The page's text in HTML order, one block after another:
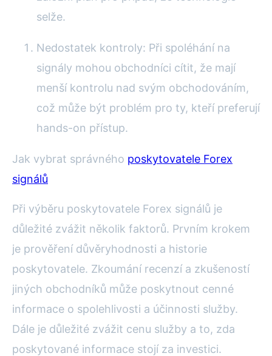
selže.
Nedostatek kontroly: Při spoléhání na
signály mohou obchodníci cítit, že mají
menší kontrolu nad svým obchodováním,
což může být problém pro ty, kteří preferují
hands-on přístup.
Jak vybrat správného poskytovatele Forex
signálů
Při výběru poskytovatele Forex signálů je
důležité zvážit několik faktorů. Prvním krokem
je prověření důvěryhodnosti a historie
poskytovatele. Zkoumání recenzí a zkušeností
jiných obchodníků může poskytnout cenné
informace o spolehlivosti a účinnosti služby.
Dále je důležité zvážit cenu služby a to, zda
poskytované informace stojí za investici.